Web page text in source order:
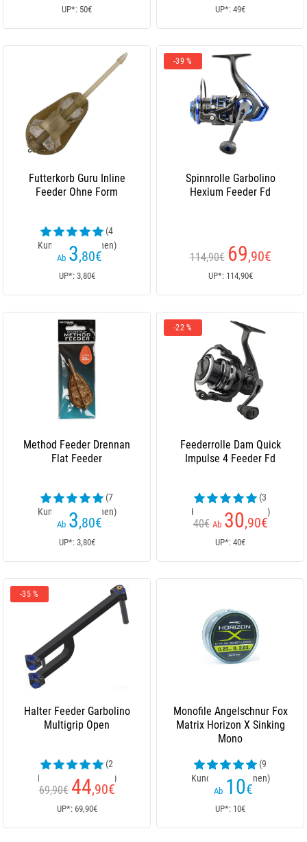
UP*: 50€ UP*: 49€
Futterkorb Guru Inline
Feeder Ohne Form
(4
Kundenrezensionen)
Ab 3,80€
UP*: 3,80€
-39 %
Spinnrolle Garbolino
Hexium Feeder Fd
114,90€ 69,90€
UP*: 114,90€
Method Feeder Drennan
Flat Feeder
(7
Kundenrezensionen)
Ab 3,80€
UP*: 3,80€
-22 %
Feederrolle Dam Quick
Impulse 4 Feeder Fd
(3
Kundenrezensionen)
40€ Ab 30,90€
UP*: 40€
-35 %
Halter Feeder Garbolino
Multigrip Open
(2
Kundenrezensionen)
69,90€ 44,90€
UP*: 69,90€
Monofile Angelschnur Fox
Matrix Horizon X Sinking
Mono
(9
Kundenrezensionen)
Ab 10€
UP*: 10€